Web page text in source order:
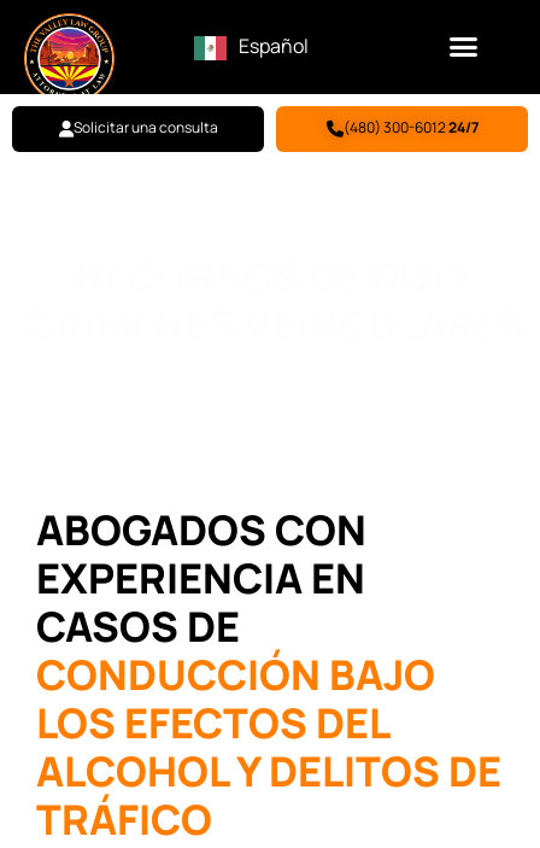
Español
Solicitar una consulta (480) 300-601224/7
ABOGADOS CON
EXPERIENCIA EN
CASOS DE
CONDUCCIÓN BAJO
LOS EFECTOS DEL
ALCOHOL Y DELITOS DE
TRÁFICO